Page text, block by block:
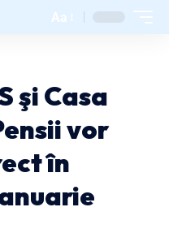
Aa
şi Casa
vor
în